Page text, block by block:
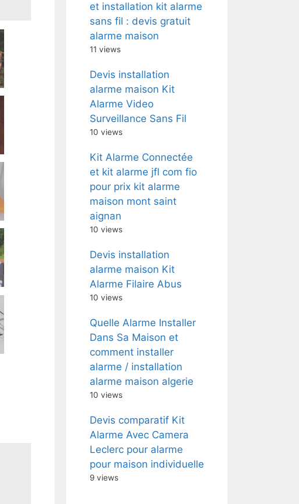
et installation kit alarme
sans fil : devis gratuit
alarme maison
11 views
Devis installation
alarme maison Kit
Alarme Video
Surveillance Sans Fil
10 views
Kit Alarme Connectée
et kit alarme jfl com fio
pour prix kit alarme
maison mont saint
aignan
10 views
Devis installation
alarme maison Kit
Alarme Filaire Abus
10 views
Quelle Alarme Installer
Dans Sa Maison et
comment installer
alarme / installation
alarme maison algerie
10 views
Devis comparatif Kit
Alarme Avec Camera
Leclerc pour alarme
pour maison individuelle
9 views